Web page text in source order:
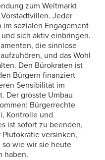
zum Weltmarkt
Jeder
sozialen Engagement
sich aktiv einbringen.
die sinnlose
und das Wohl
Den Bürokraten ist
Bürgern finanziert
Sensibilität im
Der grösste Umbau
Bürgerrechte
Kontrolle und
ist sofort zu beenden,
versinken,
wie wir sie heute
haben.